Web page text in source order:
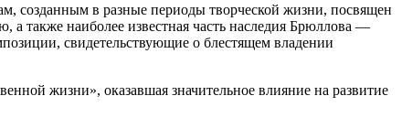
созданным в разные периоды творческой жизни, посвящен
а также наиболее известная часть наследия Брюллова —
свидетельствующие о блестящем владении
жизни», оказавшая значительное влияние на развитие